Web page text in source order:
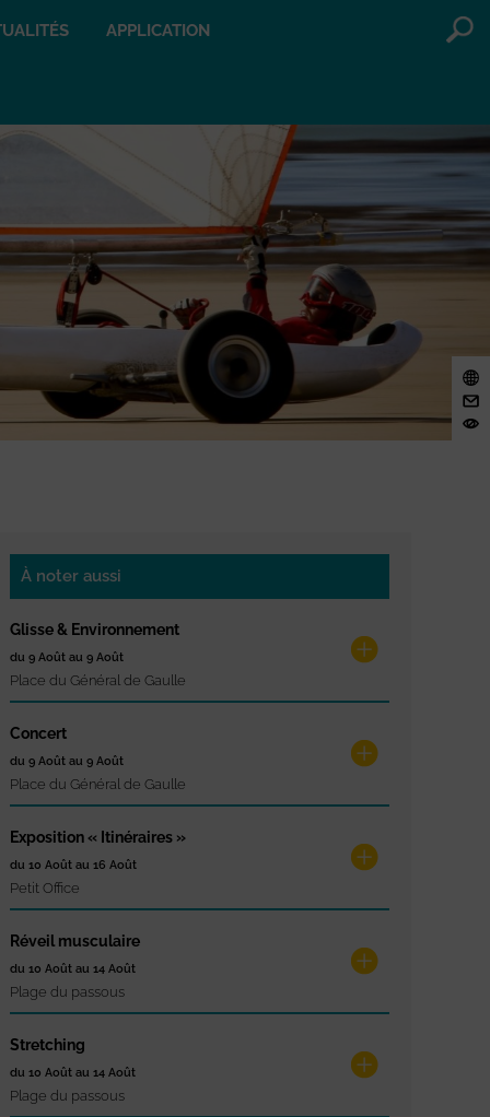
APPLICATION
À noter aussi
Glisse & Environnement
du 9 Août au 9 Août
Place du Général de Gaulle
Concert
du 9 Août au 9 Août
Place du Général de Gaulle
Exposition « Itinéraires »
du 10 Août au 16 Août
Petit Office
Réveil musculaire
du 10 Août au 14 Août
Plage du passous
Stretching
du 10 Août au 14 Août
Plage du passous